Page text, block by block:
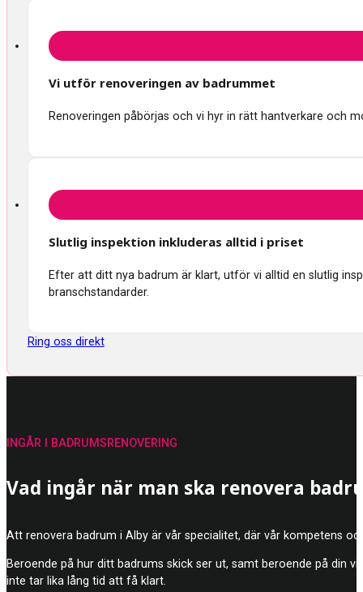
Vi utför renoveringen av badrummet
Renoveringen påbörjas och vi hyr in rätt hantverkare och
Slutlig inspektion inkluderas alltid i priset
Efter att ditt nya badrum är klart, utför vi alltid en slutlig
branschstandarder.
Ring oss direkt
Vad ingår när man ska renovera
Att renovera badrum i Alby är vår specialitet, där vår kompetens
Beroende på hur ditt badrums skick ser ut, samt beroende på din
inte tar lika lång tid att få klart.
INGÅR I BADRUMSRENOVERING